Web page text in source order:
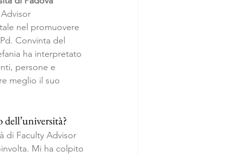
nel promuovere
Convinta del
ha interpretato
persone e
meglio il suo
di Faculty Advisor
Mi ha colpito